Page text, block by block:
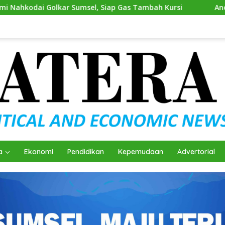
Tambah Kursi Andie Dinialdie Kembalikan
Ekonomi Pendidikan Kepemudaan Advertorial